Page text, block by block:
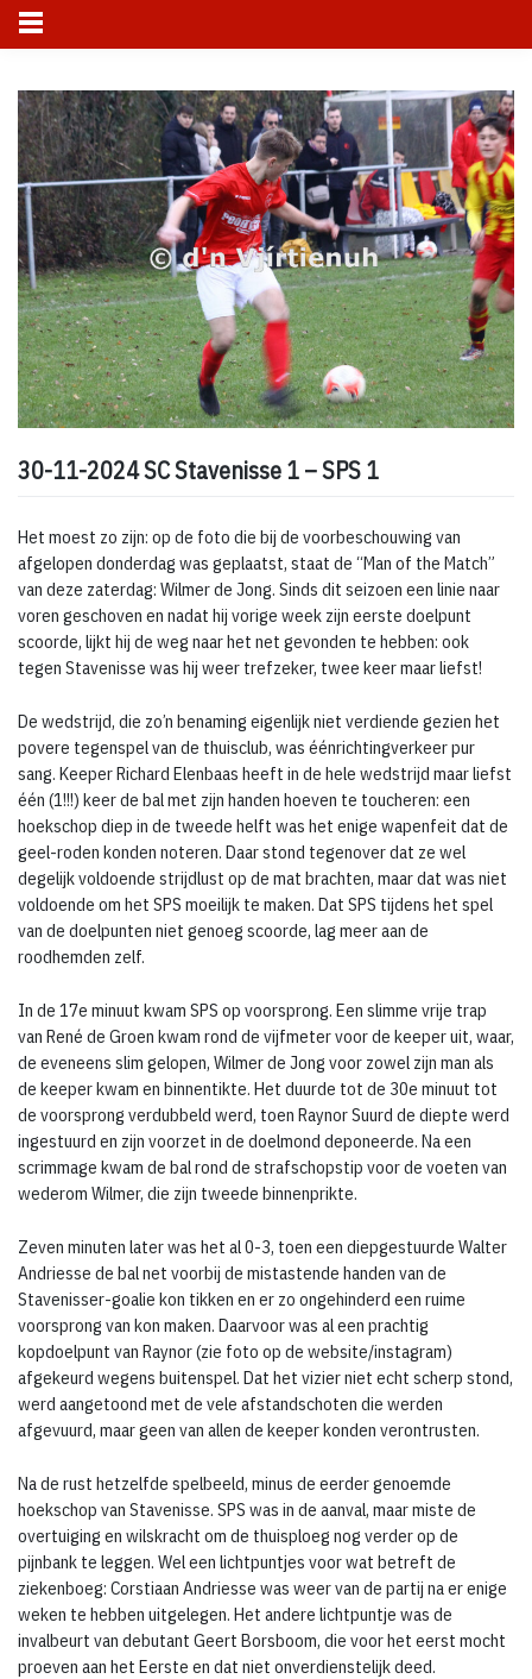
Skip
content
30-11-2024 SC Stavenisse 1 – SPS 1
Het moest zo zijn: op de foto die bij de voorbeschouwing van
afgelopen donderdag was geplaatst, staat de “Man of the Match”
van deze zaterdag: Wilmer de Jong. Sinds dit seizoen een linie naar
voren geschoven en nadat hij vorige week zijn eerste doelpunt
scoorde, lijkt hij de weg naar het net gevonden te hebben: ook
tegen Stavenisse was hij weer trefzeker, twee keer maar liefst!
De wedstrijd, die zo’n benaming eigenlijk niet verdiende gezien het
povere tegenspel van de thuisclub, was éénrichtingverkeer pur
sang. Keeper Richard Elenbaas heeft in de hele wedstrijd maar liefst
één (1!!!) keer de bal met zijn handen hoeven te toucheren: een
hoekschop diep in de tweede helft was het enige wapenfeit dat de
geel-roden konden noteren. Daar stond tegenover dat ze wel
degelijk voldoende strijdlust op de mat brachten, maar dat was niet
voldoende om het SPS moeilijk te maken. Dat SPS tijdens het spel
van de doelpunten niet genoeg scoorde, lag meer aan de
roodhemden zelf.
In de 17e minuut kwam SPS op voorsprong. Een slimme vrije trap
van René de Groen kwam rond de vijfmeter voor de keeper uit, waar,
de eveneens slim gelopen, Wilmer de Jong voor zowel zijn man als
de keeper kwam en binnentikte. Het duurde tot de 30e minuut tot
de voorsprong verdubbeld werd, toen Raynor Suurd de diepte werd
ingestuurd en zijn voorzet in de doelmond deponeerde. Na een
scrimmage kwam de bal rond de strafschopstip voor de voeten van
wederom Wilmer, die zijn tweede binnenprikte.
Zeven minuten later was het al 0-3, toen een diepgestuurde Walter
Andriesse de bal net voorbij de mistastende handen van de
Stavenisser-goalie kon tikken en er zo ongehinderd een ruime
voorsprong van kon maken. Daarvoor was al een prachtig
kopdoelpunt van Raynor (zie foto op de website/instagram)
afgekeurd wegens buitenspel. Dat het vizier niet echt scherp stond,
werd aangetoond met de vele afstandschoten die werden
afgevuurd, maar geen van allen de keeper konden verontrusten.
Na de rust hetzelfde spelbeeld, minus de eerder genoemde
hoekschop van Stavenisse. SPS was in de aanval, maar miste de
overtuiging en wilskracht om de thuisploeg nog verder op de
pijnbank te leggen. Wel een lichtpuntjes voor wat betreft de
ziekenboeg: Corstiaan Andriesse was weer van de partij na er enige
weken te hebben uitgelegen. Het andere lichtpuntje was de
invalbeurt van debutant Geert Borsboom, die voor het eerst mocht
proeven aan het Eerste en dat niet onverdienstelijk deed.